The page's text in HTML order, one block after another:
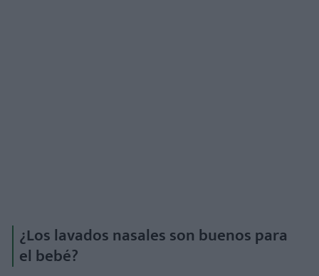
¿Los lavados nasales son buenos para
el bebé?